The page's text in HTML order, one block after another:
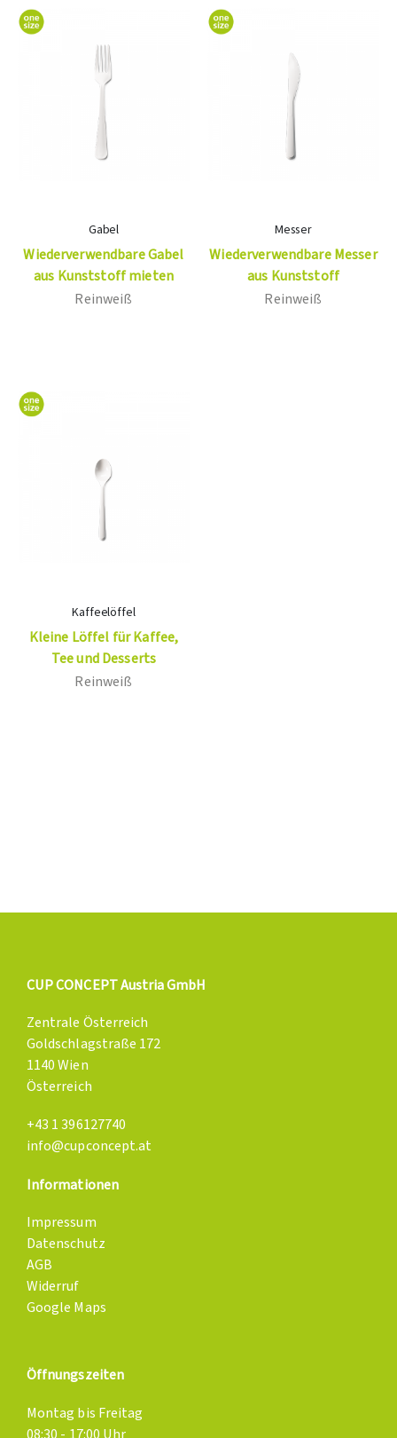
Gabel
Wiederverwendbare Gabel
aus Kunststoff mieten
Reinweiß
Messer
Wiederverwendbare Messer
aus Kunststoff
Reinweiß
Kaffeelöffel
Kleine Löffel für Kaffee,
Tee und Desserts
Reinweiß
CUP CONCEPT Austria GmbH
Zentrale Österreich
Goldschlagstraße 172
1140 Wien
Österreich
+43 1 396127740
info@cupconcept.at
Informationen
Impressum
Datenschutz
AGB
Widerruf
Google Maps
Öffnungszeiten
Montag bis Freitag